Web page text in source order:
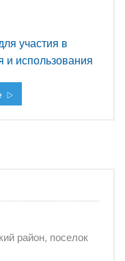
участия в
и использования
район, поселок